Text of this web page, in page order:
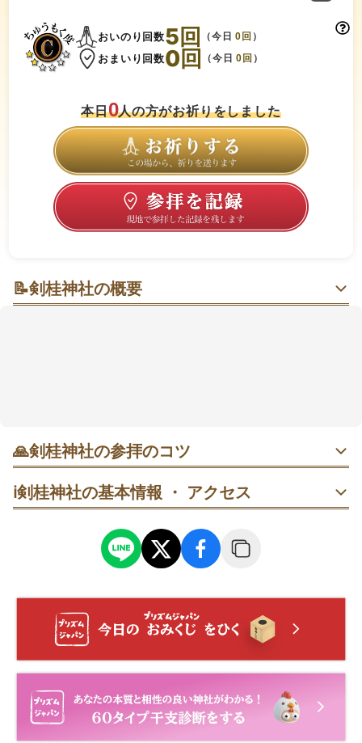
おいのり回数5回 （今日0 回 ）
おまいり回数0回 （今日0 回 ）
本日0人の方がお祈りをしました
📝剣桂神社の概要
ん🚗
🙏剣桂神社の参拝のコツ
社殿で参拝 → 大桂の前に移動 → 近づきすぎず、立ち止ま
って一礼してから眺める。
到着したら車を停める → 坂道をゆっくり上る → 社殿前で
立ち止まり、呼吸を整えてから参拝する。
訪問前に冬季（12〜3月）の通行可否を確認 → 当日は旧国
道289号経由の予定を早めに立てて向かう。
ℹ️剣桂神社の基本情報 ・ アクセス